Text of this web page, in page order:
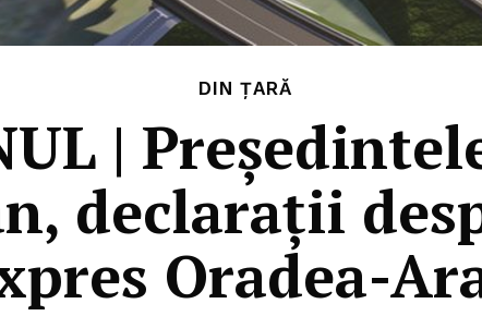
DIN ȚARĂ
|
declarații
Oradea-